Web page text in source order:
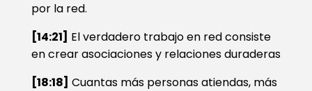
por la red.
[14:21] El verdadero trabajo en red consiste
en crear asociaciones y relaciones duraderas
[18:18] Cuantas más personas atiendas, más